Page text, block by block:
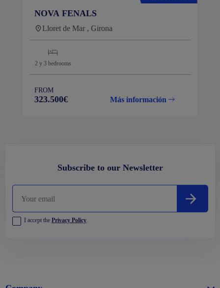
NOVA FENALS
Lloret de Mar , Girona
2 y 3 bedrooms
FROM
323.500€ Más información
Subscribe to our Newsletter
I accept the Privacy Policy.